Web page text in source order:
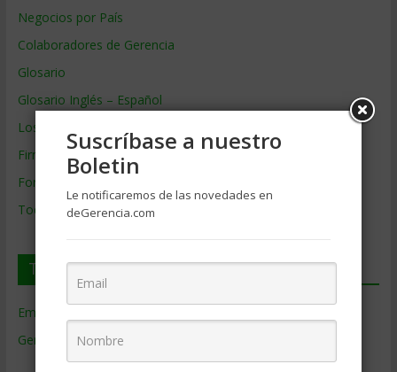
Negocios por País
Colaboradores de Gerencia
Glosario
Glosario Inglés – Español
Los mejores MBA
Firmas de Gerencia
Formación de Gerencia
Todos los Temas
Temas de Gerencia
Empresas de Gerencia
Gerencia
(9.477)
Ciencias Económicas(80)
Suscríbase a nuestro
Boletin
Le notificaremos de las novedades en
deGerencia.com